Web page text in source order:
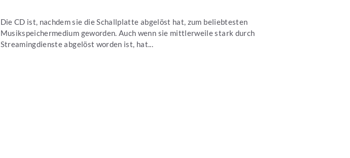
Die CD ist, nachdem sie die Schallplatte abgelöst hat, zum beliebtesten
Musikspeichermedium geworden. Auch wenn sie mittlerweile stark durch
Streamingdienste abgelöst worden ist, hat...